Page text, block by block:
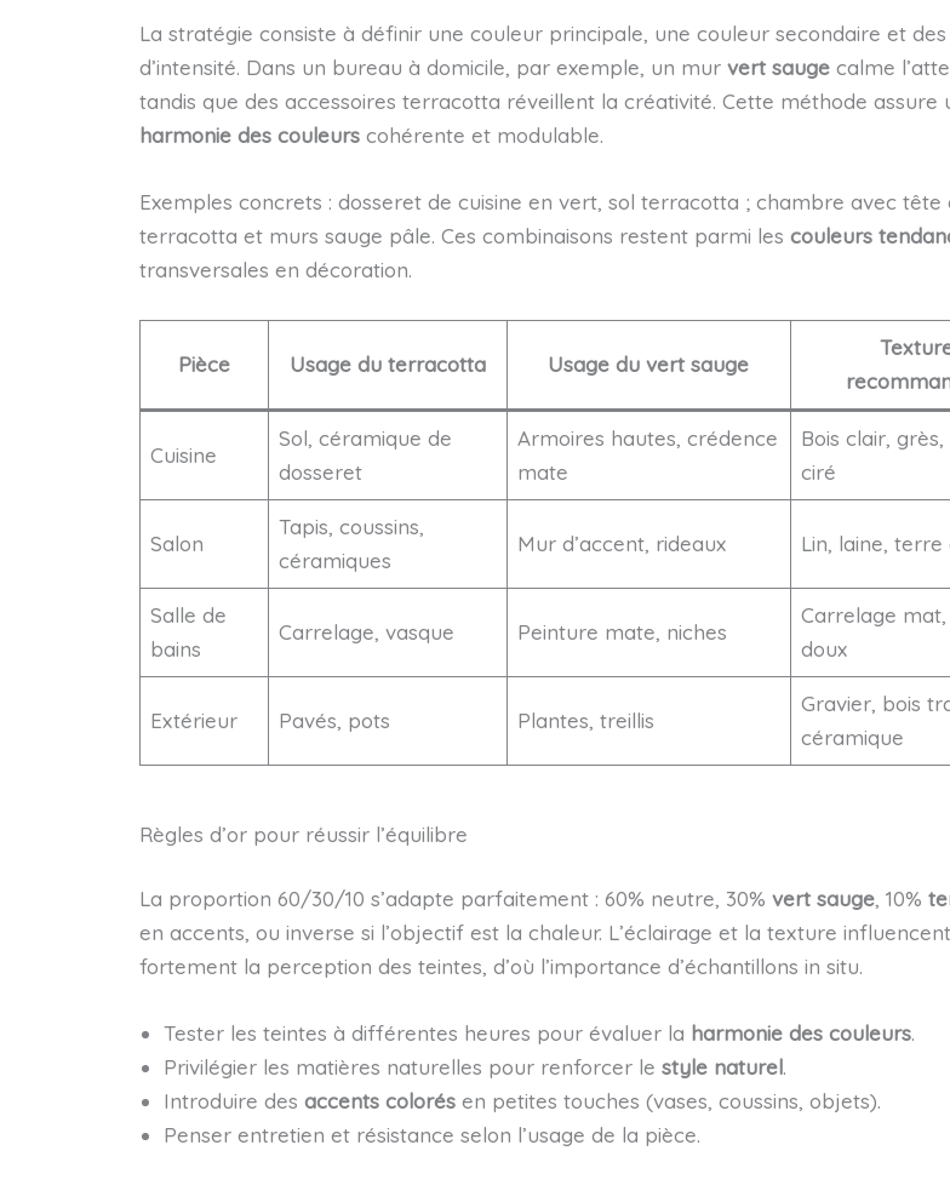
La stratégie consiste à définir une couleur principale, une couleur secondaire et
d’intensité. Dans un bureau à domicile, par exemple, un mur vert saugecalme
tandis que des accessoires terracotta réveillent la créativité. Cette méthode assure
harmonie des couleurscohérente et modulable.
Exemples concrets : dosseret de cuisine en vert, sol terracotta ; chambre avec tête
terracotta et murs sauge pâle. Ces combinaisons restent parmi les couleurs
transversales en décoration.
Pièce Usage du terracotta Usage du vert sauge
Cuisine
Sol, céramique de
dosseret
Armoires hautes, crédence
mate
Bois clair,
ciré
Salon
Tapis, coussins,
céramiques
Mur d’accent, rideaux Lin, laine, terre
Salle de
bains
Carrelage, vasque Peinture mate, niches
Carrelage
doux
Extérieur Pavés, pots Plantes, treillis
Gravier, bois
céramique
Règles d’or pour réussir l’équilibre
La proportion 60/30/10 s’adapte parfaitement : 60% neutre, 30% vert sauge, 10%
en accents, ou inverse si l’objectif est la chaleur. L’éclairage et la texture influencent
fortement la perception des teintes, d’où l’importance d’échantillons in situ.
Tester les teintes à différentes heures pour évaluer la harmonie des couleurs.
Privilégier les matières naturelles pour renforcer le style naturel.
Introduire des accents colorésen petites touches (vases, coussins, objets).
Penser entretien et résistance selon l’usage de la pièce.